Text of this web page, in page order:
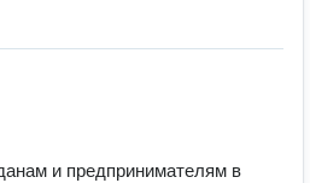
и предпринимателям в